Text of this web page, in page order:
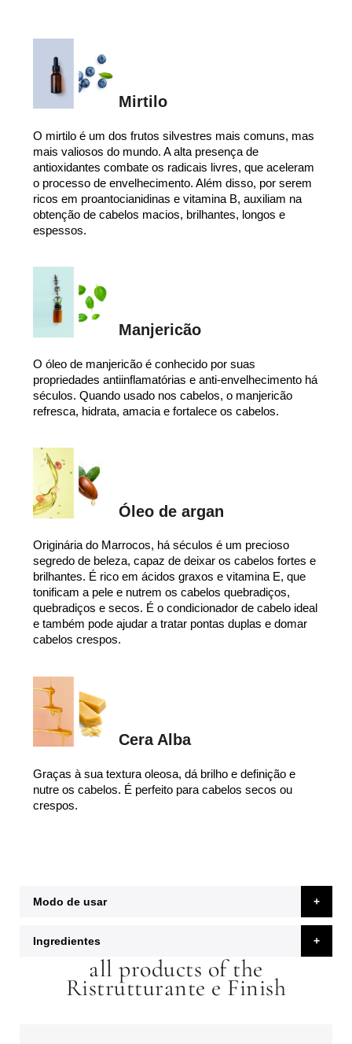
Mirtilo
O mirtilo é um dos frutos silvestres mais comuns, mas
mais valiosos do mundo. A alta presença de
antioxidantes combate os radicais livres, que aceleram
o processo de envelhecimento. Além disso, por serem
ricos em proantocianidinas e vitamina B, auxiliam na
obtenção de cabelos macios, brilhantes, longos e
espessos.
Manjericão
O óleo de manjericão é conhecido por suas
propriedades antiinflamatórias e anti-envelhecimento há
séculos. Quando usado nos cabelos, o manjericão
refresca, hidrata, amacia e fortalece os cabelos.
Óleo de argan
Originária do Marrocos, há séculos é um precioso
segredo de beleza, capaz de deixar os cabelos fortes e
brilhantes. É rico em ácidos graxos e vitamina E, que
tonificam a pele e nutrem os cabelos quebradiços,
quebradiços e secos. É o condicionador de cabelo ideal
e também pode ajudar a tratar pontas duplas e domar
cabelos crespos.
Cera Alba
Graças à sua textura oleosa, dá brilho e definição e
nutre os cabelos. É perfeito para cabelos secos ou
crespos.
Modo de usar
Ingredientes
all products of the
Ristrutturante e Finish